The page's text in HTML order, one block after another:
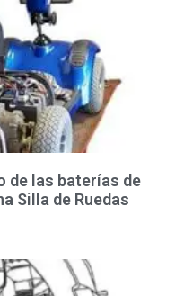
de las baterías de
Silla de Ruedas